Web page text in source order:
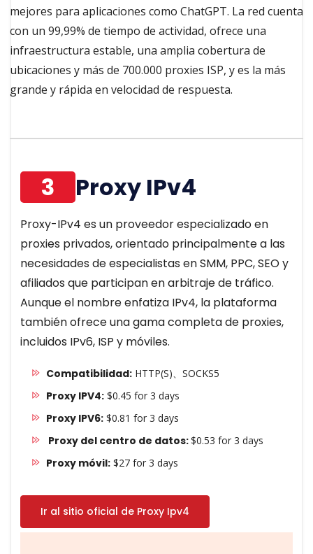
mejores para aplicaciones como ChatGPT. La red cuenta
con un 99,99% de tiempo de actividad, ofrece una
infraestructura estable, una amplia cobertura de
ubicaciones y más de 700.000 proxies ISP, y es la más
grande y rápida en velocidad de respuesta.
3 Proxy IPv4
Proxy-IPv4 es un proveedor especializado en
proxies privados, orientado principalmente a las
necesidades de especialistas en SMM, PPC, SEO y
afiliados que participan en arbitraje de tráfico.
Aunque el nombre enfatiza IPv4, la plataforma
también ofrece una gama completa de proxies,
incluidos IPv6, ISP y móviles.
Compatibilidad:HTTP(S)、SOCKS5
Proxy IPV4:$0.45 for 3 days
Proxy IPV6:$0.81 for 3 days
Proxy del centro de datos:$0.53 for 3 days
Proxy móvil:$27 for 3 days
Ir al sitio oficial de Proxy Ipv4